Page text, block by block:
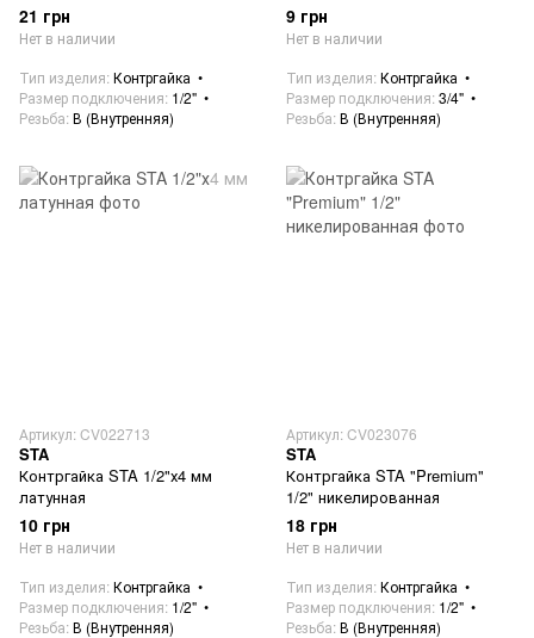
21 грн
Нет в наличии
Тип изделия Контргайка
Размер подключения 1/2"
Резьба В (Внутренняя)
9 грн
Нет в наличии
Тип изделия Контргайка
Размер подключения 3/4"
Резьба В (Внутренняя)
Артикул: CV022713
STA
Контргайка STA 1/2"х4 мм
латунная
10 грн
Нет в наличии
Тип изделия Контргайка
Размер подключения 1/2"
Резьба В (Внутренняя)
Артикул: CV023076
STA
Контргайка STA "Premium"
1/2" никелированная
18 грн
Нет в наличии
Тип изделия Контргайка
Размер подключения 1/2"
Резьба В (Внутренняя)